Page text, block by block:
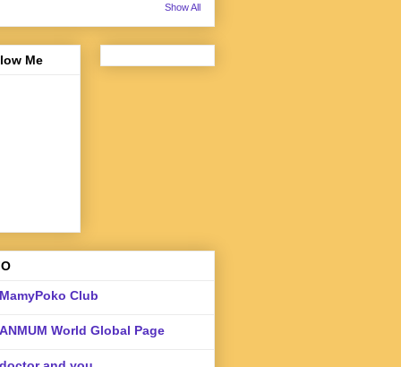
Show All
Me
MamyPoko Club
ANMUM World Global Page